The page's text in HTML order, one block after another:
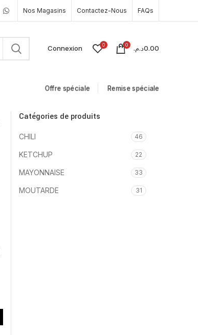
Nos Magasins Contactez-Nous FAQs
Connexion 0 0 0.00د.م.
Offre spéciale Remise spéciale
Catégories de produits
CHILI 46
KETCHUP 22
MAYONNAISE 33
MOUTARDE 31